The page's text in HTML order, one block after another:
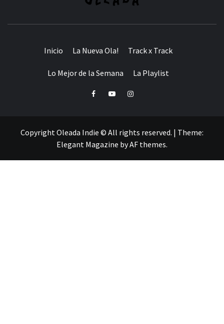
Inicio La Nueva Ola! Track x Track
Lo Mejor de la Semana La Playlist
FacebookYoutubeInstagram
Copyright Oleada Indie © All rights reserved. | Theme:
Elegant Magazine byAF themes.